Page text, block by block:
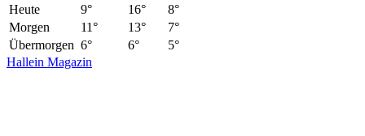
Heute
9° 16°
8°
Morgen
11° 13°
7°
Übermorgen 6° 6°
5°
Hallein Magazin